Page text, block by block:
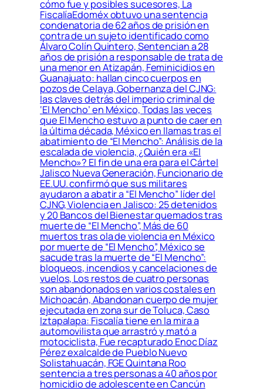
cómo fue y posibles sucesores, La
FiscalíaEdoméx obtuvo una sentencia
condenatoria de 62 años de prisión en
contra de un sujeto identificado como
Álvaro Colín Quintero, Sentencian a 28
años de prisión a responsable de trata de
una menor en Atizapán, Feminicidios en
Guanajuato: hallan cinco cuerpos en
pozos de Celaya, Gobernanza del CJNG:
las claves detrás del imperio criminal de
‘El Mencho’ en México, Todas las veces
que El Mencho estuvo a punto de caer en
la última década, México en llamas tras el
abatimiento de “El Mencho”: Análisis de la
escalada de violencia, ¿Quién era «El
Mencho»? El fin de una era para el Cártel
Jalisco Nueva Generación, Funcionario de
EE.UU. confirmó que sus militares
ayudaron a abatir a “El Mencho” líder del
CJNG, Violencia en Jalisco: 25 detenidos
y 20 Bancos del Bienestar quemados tras
muerte de “El Mencho”, Más de 60
muertos tras ola de violencia en México
por muerte de “El Mencho”, México se
sacude tras la muerte de “El Mencho”:
bloqueos, incendios y cancelaciones de
vuelos, Los restos de cuatro personas
son abandonados en varios costales en
Michoacán, Abandonan cuerpo de mujer
ejecutada en zona sur de Toluca, Caso
Iztapalapa: Fiscalía tiene en la mira a
automovilista que arrastró y mató a
motociclista, Fue recapturado Enoc Díaz
Pérez exalcalde de Pueblo Nuevo
Solistahuacán, FGE Quintana Roo
sentencia a tres personas a 40 años por
homicidio de adolescente en Cancún